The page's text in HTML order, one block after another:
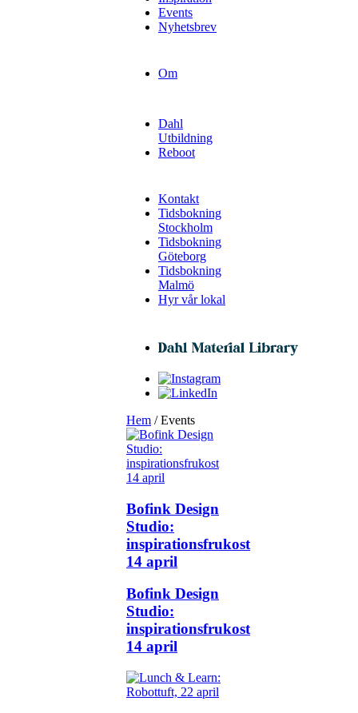
Events
Nyhetsbrev
Om
Dahl
Utbildning
Reboot
Kontakt
Tidsbokning
Stockholm
Tidsbokning
Göteborg
Tidsbokning
Malmö
Hyr vår lokal
Hem / Events
Bofink Design
Studio:
inspirationsfrukost
14 april
Bofink Design
Studio:
inspirationsfrukost
14 april